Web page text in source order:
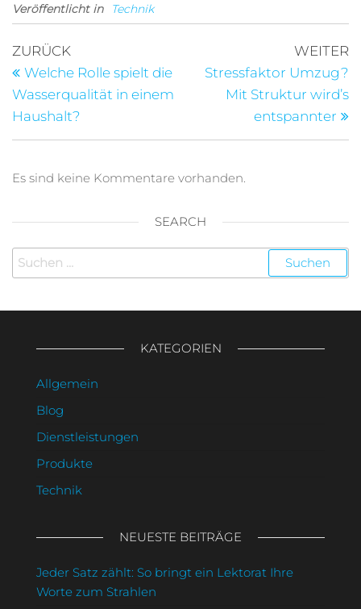
Unternehmen auf
Messen in Szene
setzen
Veröffentlicht in Technik
Beitragsnavigation
Vorheriger
Beitrag
ZURÜCK
Welche Rolle spielt die
Wasserqualität in einem
Haushalt?
WEITER
Stressfaktor Umzug?
Mit Struktur wird’s
entspannter
Es sind keine Kommentare vorhanden.
SEARCH
Suchen
nach:
KATEGORIEN
Allgemein
Blog
Dienstleistungen
Produkte
Technik
NEUESTE BEITRÄGE
Jeder Satz zählt: So bringt ein Lektorat Ihre
Worte zum Strahlen